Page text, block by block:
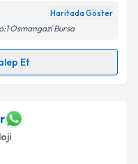
Haritada Göster
Osmangazi Bursa
Et
randevu takvimi talebi
almanız için bir
ile bilgilendireceğiz.